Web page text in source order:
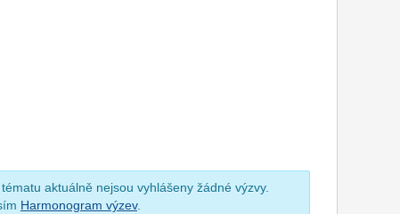
aktuálně nejsou vyhlášeny žádné výzvy.
Harmonogram výzev.